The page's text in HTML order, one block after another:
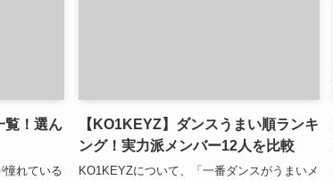
覧！選ん
憧れている
【KO1KEYZ】ダンスうまい順ランキ
ング！実力派メンバー12人を比較
KO1KEYZについて、「一番ダンスがうまいメ